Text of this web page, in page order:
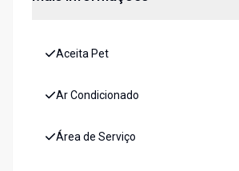
Aceita Pet
Ar Condicionado
Área de Serviço